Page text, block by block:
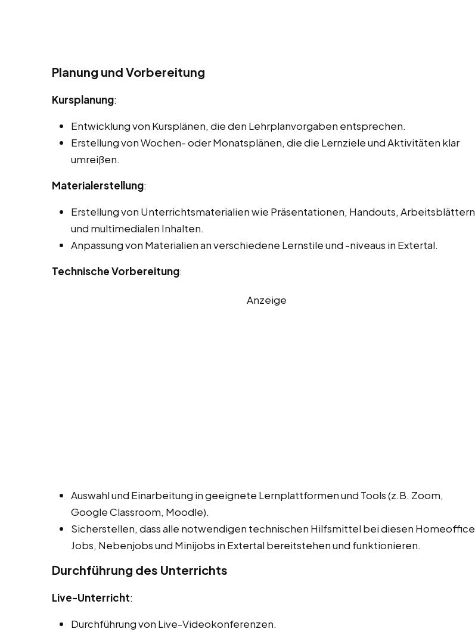
Planung und Vorbereitung
Kursplanung:
Entwicklung von Kursplänen, die den Lehrplanvorgaben entsprechen.
Erstellung von Wochen- oder Monatsplänen, die die Lernziele und Aktivitäten klar
umreißen.
Materialerstellung:
Erstellung von Unterrichtsmaterialien wie Präsentationen, Handouts, Arbeitsblättern
und multimedialen Inhalten.
Anpassung von Materialien an verschiedene Lernstile und -niveaus in Extertal.
Technische Vorbereitung:
Anzeige
Auswahl und Einarbeitung in geeignete Lernplattformen und Tools (z.B. Zoom,
Google Classroom, Moodle).
Sicherstellen, dass alle notwendigen technischen Hilfsmittel bei diesen Homeoffice
Jobs, Nebenjobs und Minijobs in Extertal bereitstehen und funktionieren.
Durchführung des Unterrichts
Live-Unterricht:
Durchführung von Live-Videokonferenzen.